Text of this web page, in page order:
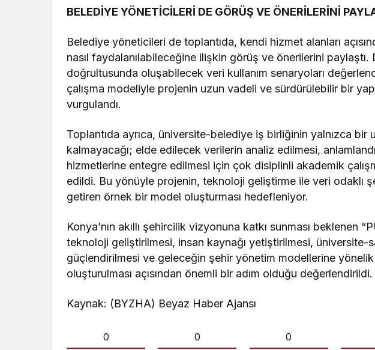
BELEDİYE YÖNETİCİLERİ DE GÖRÜŞ VE ÖNERİLERİNİ
Belediye yöneticileri de toplantıda, kendi hizmet alanları
nasıl faydalanılabileceğine ilişkin görüş ve önerilerini paylaştı.
doğrultusunda oluşabilecek veri kullanım senaryoları
çalışma modeliyle projenin uzun vadeli ve sürdürülebilir bir
vurgulandı.
Toplantıda ayrıca, üniversite-belediye iş birliğinin yalnızca bir
kalmayacağı; elde edilecek verilerin analiz edilmesi,
hizmetlerine entegre edilmesi için çok disiplinli akademik
edildi. Bu yönüyle projenin, teknoloji geliştirme ile veri odaklı
getiren örnek bir model oluşturması hedefleniyor.
Konya’nın akıllı şehircilik vizyonuna katkı sunması beklenen
teknoloji geliştirilmesi, insan kaynağı yetiştirilmesi, üniversite-
güçlendirilmesi ve geleceğin şehir yönetim modellerine
oluşturulması açısından önemli bir adım olduğu değerlendirildi.
Kaynak: (BYZHA) Beyaz Haber Ajansı
0 0 0